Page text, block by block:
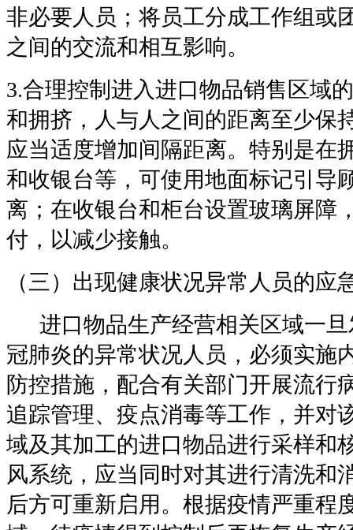
非必要人员；将员工分成工作组或
之间的交流和相互影响。
3.合理控制进入进口物品销售区域
和拥挤，人与人之间的距离至少保
应当适度增加间隔距离。特别是在
和收银台等，可使用地面标记引导
离；在收银台和柜台设置玻璃屏障
付，以减少接触。
（三）出现健康状况异常人员的应
进口物品生产经营相关区域一旦
冠肺炎的异常状况人员，必须实施
防控措施，配合有关部门开展流行
追踪管理、疫点消毒等工作，并对
域及其加工的进口物品进行采样和
风系统，应当同时对其进行清洗和
后方可重新启用。根据疫情严重程